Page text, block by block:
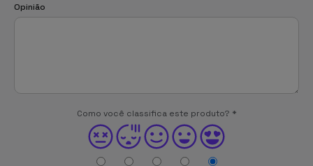
Opinião
Como você classifica este produto? *